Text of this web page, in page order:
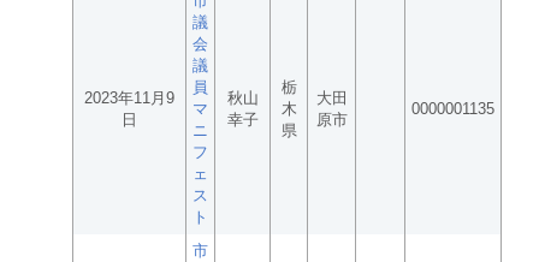
2023年11月9
日
議
会
議
員
マ
ニ
フ
ェ
ス
ト
秋山
幸子
栃
木
県
大田
原市
0000001135
市